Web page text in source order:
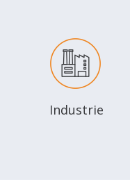
Industrie